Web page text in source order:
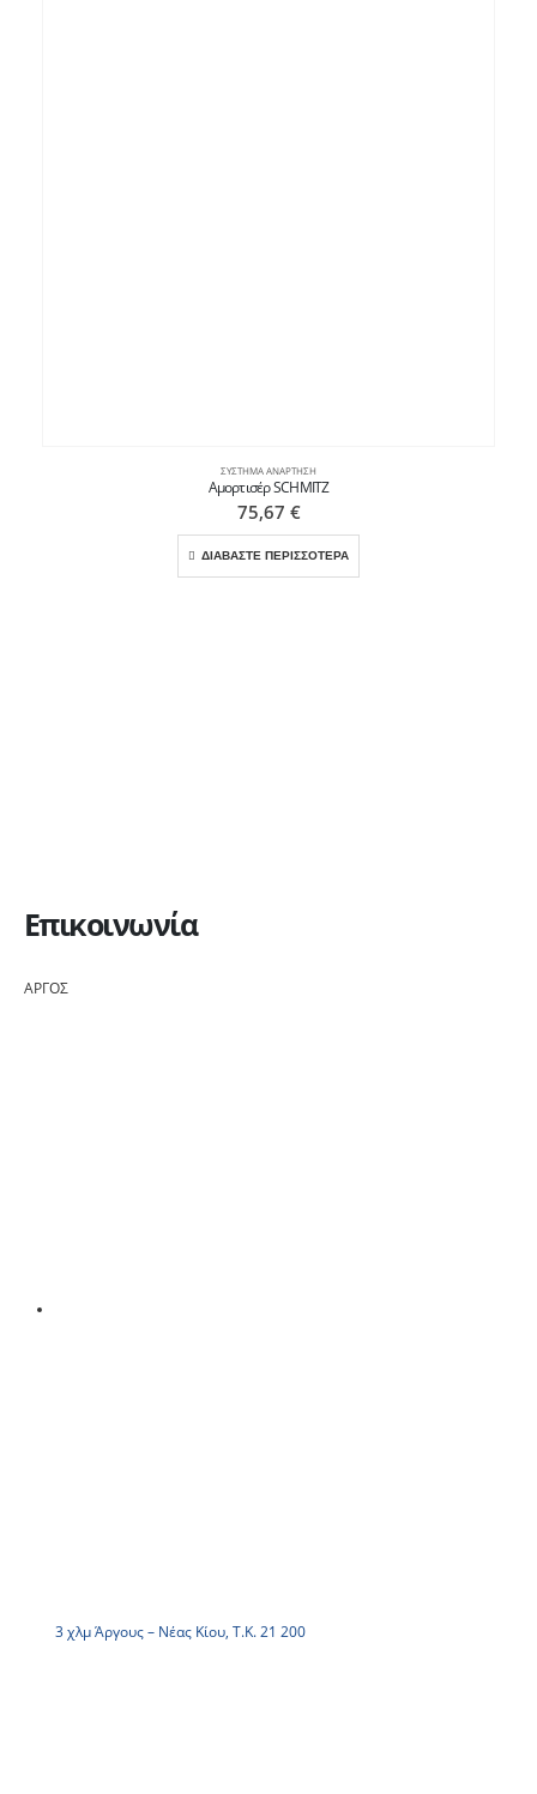
ΣΎΣΤΗΜΑ ΑΝΆΡΤΗΣΗ
Αμορτισέρ SCHMITZ
75,67 €
ΔΙΑΒΑΣΤΕ ΠΕΡΙΣΣΟΤΕΡΑ
Επικοινωνία
ΑΡΓΟΣ
3 χλμ Άργους – Νέας Κίου, Τ.Κ. 21 200